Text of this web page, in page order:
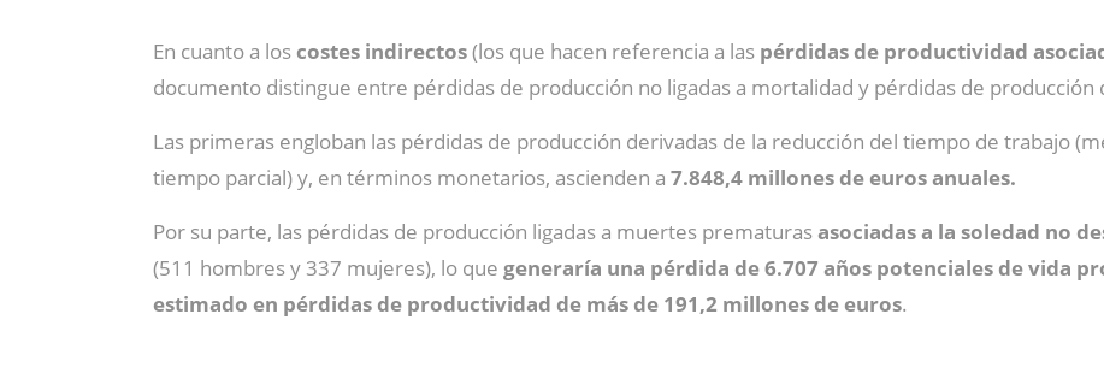
En cuanto a loscostes indirectos(los que hacen referencia a las pérdidas de productividad
documento distingue entre pérdidas de producción no ligadas a mortalidad y pérdidas de
Las primeras engloban las pérdidas de producción derivadas de la reducción del tiempo de trabajo
tiempo parcial) y, en términos monetarios, ascienden a 7.848,4 millones de euros anuales.
Por su parte, las pérdidas de producción ligadas a muertes prematurasasociadas a la sole­dad no
(511 hombres y 337 mujeres), lo que generaría una pérdida de 6.707 años poten­ciales de vida
estimado en pérdidas de productividad de más de 191,2 millones de euros.